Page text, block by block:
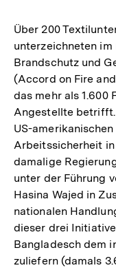
Über 200
unterzeichneten im
Brandschutz und
(Accord on Fire
das mehr als 1.600
Angestellte betrifft.
US-
Arbeitssicherheit
damalige
unter der Führung
Hasina Wajed in
nationalen
dieser drei
Bangladesch dem
zuliefern (damals